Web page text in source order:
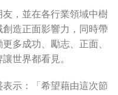
，並在各行業領域中樹
造正面影響力，同時帶
多成功、勵志、正面、
世界都看見。
示：「希望藉由這次節